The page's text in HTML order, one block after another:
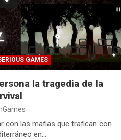
GAMES
la tragedia de la
con las mafias que trafican con
en…